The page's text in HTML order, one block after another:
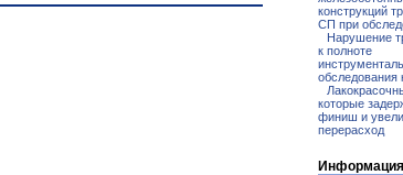
конструкций
СП при
Нарушение
к полноте
обследования
которые
финиш и
перерасход
Информация